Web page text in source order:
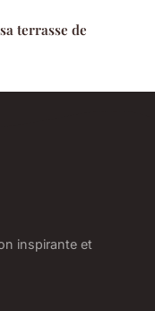
terrasse de
inspirante et